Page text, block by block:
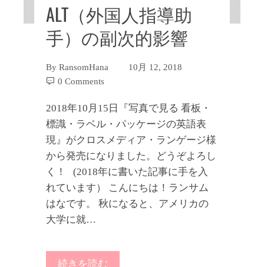
ALT（外国人指導助
手）の副次的影響
ByRansomHana
10月 12, 2018
0 Comments
2018年10月15日『写真で見る 看板・
標識・ラベル・パッケージの英語表
現』がクロスメディア・ランゲージ様
から発売になりました。どうぞよろし
く！ (2018年に書いた記事に手を入
れています） こんにちは！ランサム
はなです。 秋になると、アメリカの
大学に就…
続きを読む